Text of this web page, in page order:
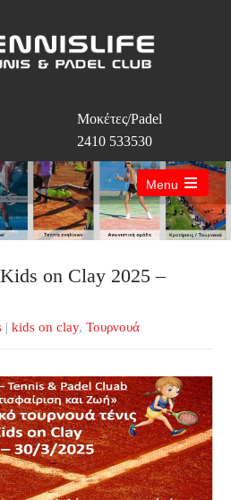
Μοκέτες/Padel
2410 533530
Menu
Open
the
main
menu
on Clay 2025 –
| kids on clay, Τουρνουά